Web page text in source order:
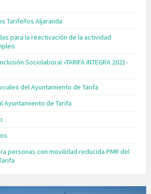
Tarifeños Aljaranda
para la reactivación de la actividad
Sociolaboral «TARIFA INTEGRA 2021-
del Ayuntamiento de Tarifa
Ayuntamiento de Tarifa
personas con movilidad reducida PMR del